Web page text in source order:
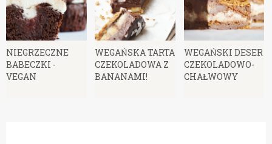
NIEGRZECZNE
BABECZKI -
VEGAN
WEGAŃSKA TARTA
CZEKOLADOWA Z
BANANAMI!
WEGAŃSKI DESER
CZEKOLADOWO-
CHAŁWOWY